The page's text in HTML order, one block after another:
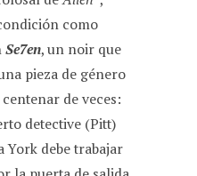
como
Se7en, un noir que
pieza de género
de veces:
detective (Pitt)
York debe trabajar